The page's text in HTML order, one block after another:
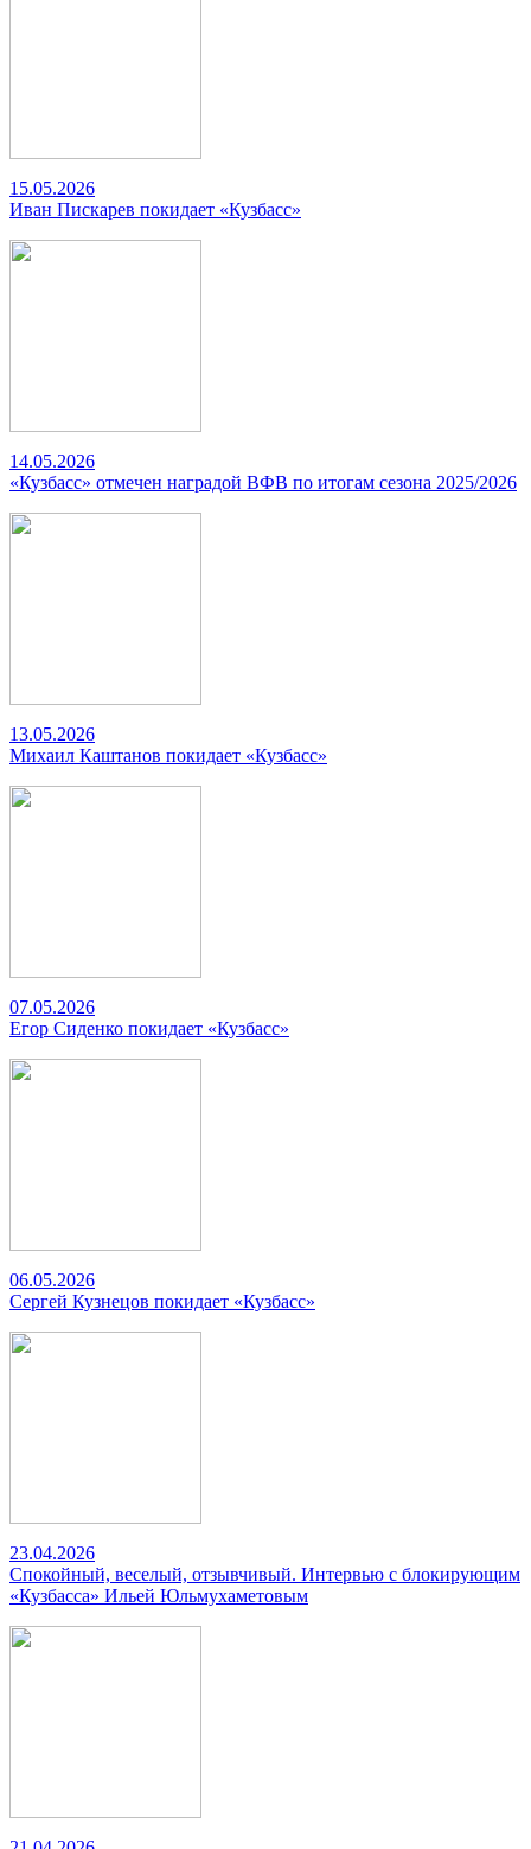
15.05.2026
Иван Пискарев покидает «Кузбасс»
14.05.2026
«Кузбасс» отмечен наградой ВФВ по итогам сезона 2025/2026
13.05.2026
Михаил Каштанов покидает «Кузбасс»
07.05.2026
Егор Сиденко покидает «Кузбасс»
06.05.2026
Сергей Кузнецов покидает «Кузбасс»
23.04.2026
Спокойный, веселый, отзывчивый. Интервью с блокирующим
«Кузбасса» Ильей Юльмухаметовым